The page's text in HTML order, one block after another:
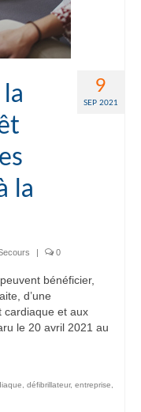
9
SEP 2021
la
| 0
bénéficier,
d’une
cardiaque et aux
le 20 avril 2021 au
défibrillateur, entreprise